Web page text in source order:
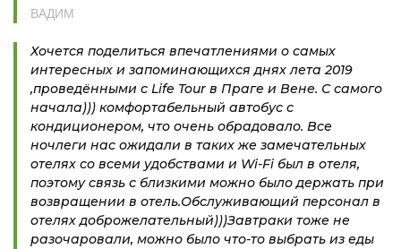
ВАДИМ
Хочется поделиться впечатлениями о самых
интересных и запоминающихся днях лета 2019
,проведёнными с Life Tour в Праге и Вене. С самого
начала))) комфортабельный автобус с
кондиционером, что очень обрадовало. Все
ночлеги нас ожидали в таких же замечательных
отелях со всеми удобствами и Wi-Fi был в отеля,
поэтому связь с близкими можно было держать при
возвращении в отель.Обслуживающий персонал в
отелях доброжелательный)))Завтраки тоже не
разочаровали, можно было что-то выбрать из еды